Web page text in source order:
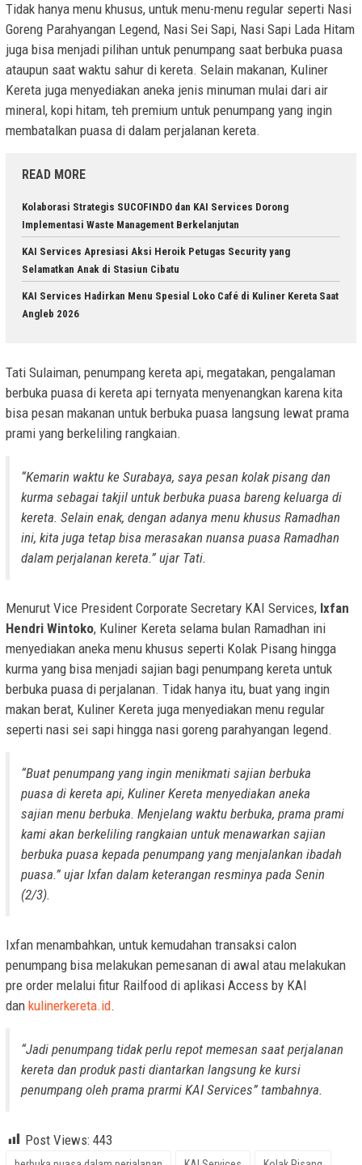
Tidak hanya menu khusus, untuk menu-menu regular seperti Nasi
Goreng Parahyangan Legend, Nasi Sei Sapi, Nasi Sapi Lada Hitam
juga bisa menjadi pilihan untuk penumpang saat berbuka puasa
ataupun saat waktu sahur di kereta. Selain makanan, Kuliner
Kereta juga menyediakan aneka jenis minuman mulai dari air
mineral, kopi hitam, teh premium untuk penumpang yang ingin
membatalkan puasa di dalam perjalanan kereta.
READ MORE
Kolaborasi Strategis SUCOFINDO dan KAI Services Dorong
Implementasi Waste Management Berkelanjutan
KAI Services Apresiasi Aksi Heroik Petugas Security yang
Selamatkan Anak di Stasiun Cibatu
KAI Services Hadirkan Menu Spesial Loko Café di Kuliner Kereta Saat
Angleb 2026
Tati Sulaiman, penumpang kereta api, megatakan, pengalaman
berbuka puasa di kereta api ternyata menyenangkan karena kita
bisa pesan makanan untuk berbuka puasa langsung lewat prama
prami yang berkeliling rangkaian.
“Kemarin waktu ke Surabaya, saya pesan kolak pisang dan
kurma sebagai takjil untuk berbuka puasa bareng keluarga di
kereta. Selain enak, dengan adanya menu khusus Ramadhan
ini, kita juga tetap bisa merasakan nuansa puasa Ramadhan
dalam perjalanan kereta.” ujar Tati.
Menurut Vice President Corporate Secretary KAI Services, Ixfan
Hendri Wintoko, Kuliner Kereta selama bulan Ramadhan ini
menyediakan aneka menu khusus seperti Kolak Pisang hingga
kurma yang bisa menjadi sajian bagi penumpang kereta untuk
berbuka puasa di perjalanan. Tidak hanya itu, buat yang ingin
makan berat, Kuliner Kereta juga menyediakan menu regular
seperti nasi sei sapi hingga nasi goreng parahyangan legend.
“Buat penumpang yang ingin menikmati sajian berbuka
puasa di kereta api, Kuliner Kereta menyediakan aneka
sajian menu berbuka. Menjelang waktu berbuka, prama prami
kami akan berkeliling rangkaian untuk menawarkan sajian
berbuka puasa kepada penumpang yang menjalankan ibadah
puasa.” ujar Ixfan dalam keterangan resminya pada Senin
(2/3).
Ixfan menambahkan, untuk kemudahan transaksi calon
penumpang bisa melakukan pemesanan di awal atau melakukan
pre order melalui fitur Railfood di aplikasi Access by KAI
dan kulinerkereta.id.
“Jadi penumpang tidak perlu repot memesan saat perjalanan
kereta dan produk pasti diantarkan langsung ke kursi
penumpang oleh prama prarmi KAI Services” tambahnya.
Post Views: 443